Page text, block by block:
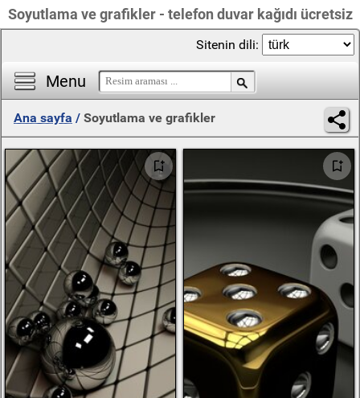
Soyutlama ve grafikler - telefon duvar kağıdı ücretsiz
Menu
Sitenin dili:
Ana sayfa / Soyutlama ve grafikler